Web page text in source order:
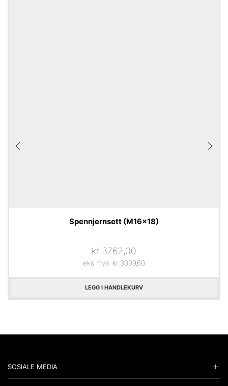
Spennjernsett (M16x18)
kr 3762,00
eks mva: kr 3009,60
LEGG I HANDLEKURV
SOSIALE MEDIA